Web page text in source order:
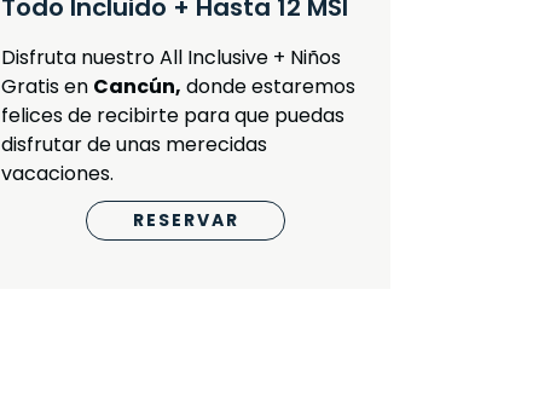
Todo Incluido + Hasta 12 MSI
Disfruta nuestro All Inclusive + Niños
Gratis en Cancún, donde estaremos
felices de recibirte para que puedas
disfrutar de unas merecidas
vacaciones.
RESERVAR